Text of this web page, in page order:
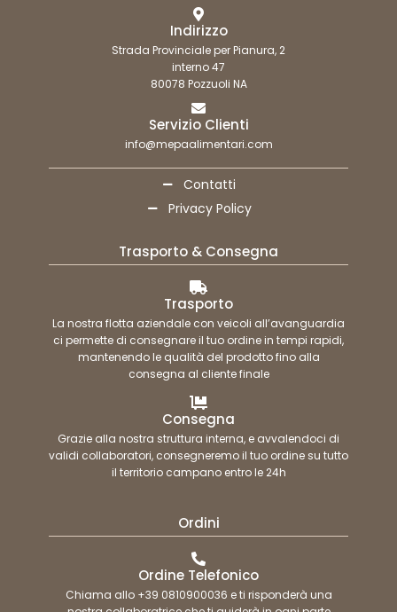
Indirizzo
Strada Provinciale per Pianura, 2
interno 47
80078 Pozzuoli NA
Servizio Clienti
info@mepaalimentari.com
Contatti
Privacy Policy
Trasporto & Consegna
Trasporto
La nostra flotta aziendale con veicoli all’avanguardia
ci permette di consegnare il tuo ordine in tempi rapidi,
mantenendo le qualità del prodotto fino alla
consegna al cliente finale
Consegna
Grazie alla nostra struttura interna, e avvalendoci di
validi collaboratori, consegneremo il tuo ordine su tutto
il territorio campano entro le 24h
Ordini
Ordine Telefonico
Chiama allo +39 0810900036 e ti risponderà una